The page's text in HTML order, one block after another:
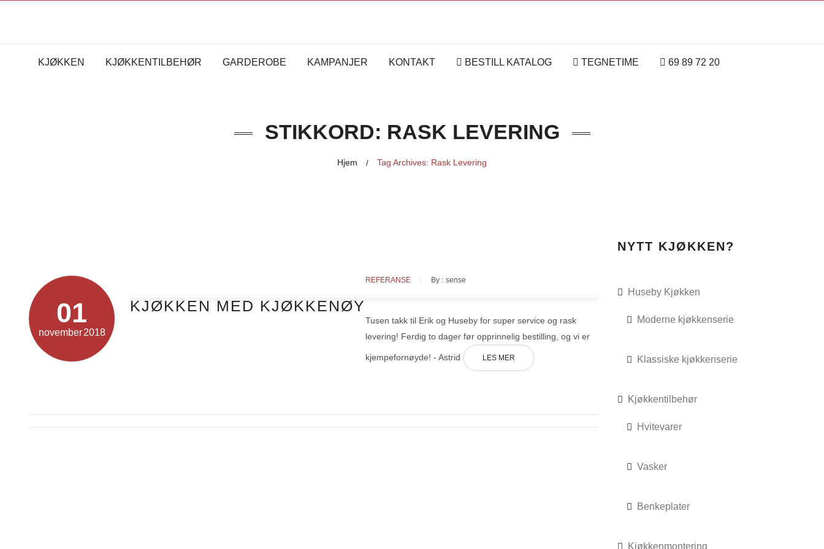
KJØKKEN KJØKKENTILBEHØR GARDEROBE KAMPANJER KONTAKT BESTILL KATALOG TEGNETIME 69 89 72 20
STIKKORD: RASK LEVERING
Hjem / Tag Archives: Rask Levering
01
november 2018
KJØKKEN MED KJØKKENØY
REFERANSE By : sense
Tusen takk til Erik og Huseby for super service og rask
levering! Ferdig to dager før opprinnelig bestilling, og vi er
kjempefornøyde! - Astrid LES MER
NYTT KJØKKEN?
Huseby Kjøkken
Moderne kjøkkenserie
Klassiske kjøkkenserie
Kjøkkentilbehør
Hvitevarer
Vasker
Benkeplater
Kjøkkenmontering